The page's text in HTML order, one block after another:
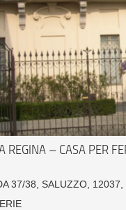
REGINA – CASA PER
37/38, SALUZZO, 12037,